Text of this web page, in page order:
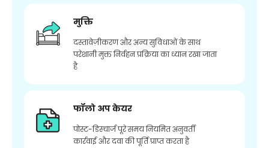
मुक्ति
दस्तावेज़ीकरण और अन्य सुविधाओं के साथ
परेशानी मुक्त निर्वहन प्रक्रिया का ध्यान रखा जाता
है
फॉलो अप केयर
पोस्ट-डिस्चार्ज पूरे समय नियमित अनुवर्ती
कार्रवाई और दवा की पूर्ति प्राप्त करता है